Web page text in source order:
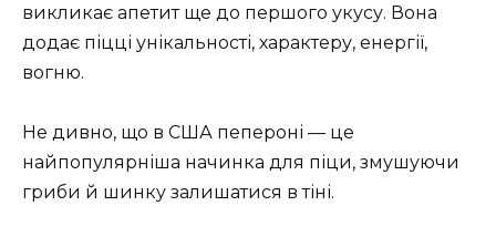
викликає апетит ще до першого укусу. Вона
додає піцці унікальності, характеру, енергії,
вогню.
Не дивно, що в США пепероні — це
найпопулярніша начинка для піци, змушуючи
гриби й шинку залишатися в тіні.